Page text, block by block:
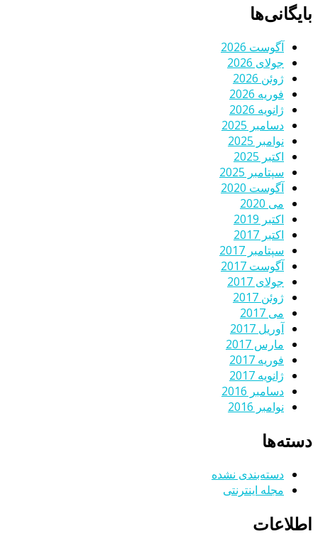
بایگانی‌ها
آگوست 2026
جولای 2026
ژوئن 2026
فوریه 2026
ژانویه 2026
دسامبر 2025
نوامبر 2025
اکتبر 2025
سپتامبر 2025
آگوست 2020
می 2020
اکتبر 2019
اکتبر 2017
سپتامبر 2017
آگوست 2017
جولای 2017
ژوئن 2017
می 2017
آوریل 2017
مارس 2017
فوریه 2017
ژانویه 2017
دسامبر 2016
نوامبر 2016
دسته‌ها
دسته‌بندی نشده
مجله اینترنتی
اطلاعات